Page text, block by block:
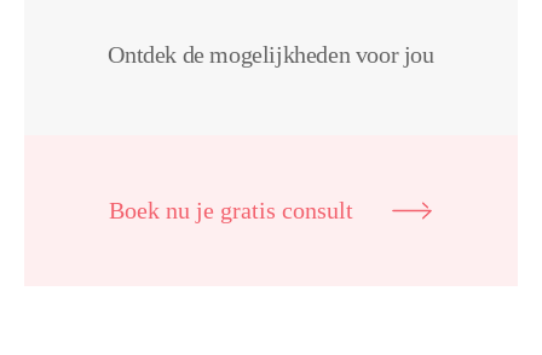
Ontdek de mogelijkheden voor jou
Boek nu je gratis consult